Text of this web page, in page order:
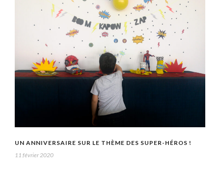
UN ANNIVERSAIRE SUR LE THÈME DES SUPER-HÉROS !
11 février 2020